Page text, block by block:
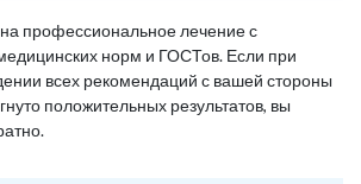
профессиональное лечение с
норм и ГОСТов. Если при
всех рекомендаций с вашей стороны
положительных результатов, вы